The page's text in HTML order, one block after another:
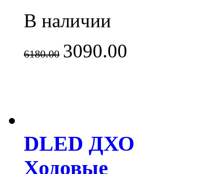
В наличии
6180.00 3090.00
DLED ДХО
Ходовые